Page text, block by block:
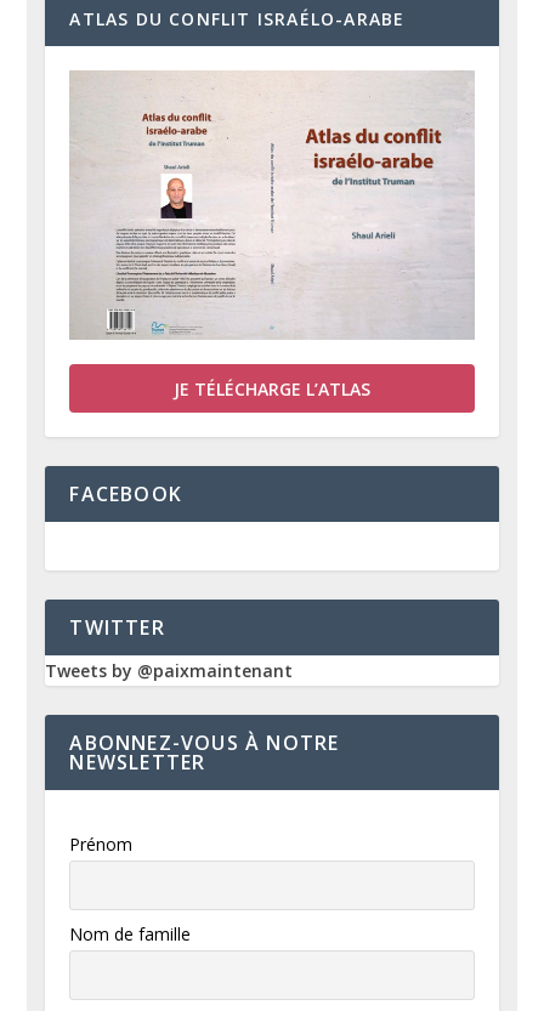
ATLAS DU CONFLIT ISRAÉLO-ARABE
JE TÉLÉCHARGE L’ATLAS
FACEBOOK
TWITTER
Tweets by @paixmaintenant
ABONNEZ-VOUS À NOTRE
NEWSLETTER
Prénom
Nom de famille